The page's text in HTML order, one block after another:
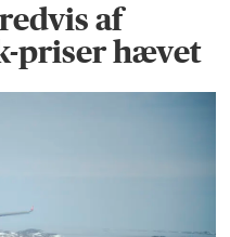
af
priser hævet